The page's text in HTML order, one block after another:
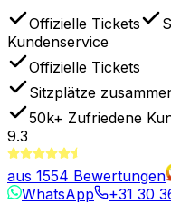
Offizielle Tickets
Kundenservice
Offizielle Tickets
Sitzplätze
50k+ Zufriedene
9.3
aus 1554 Bewertungen
WhatsApp
+31 30